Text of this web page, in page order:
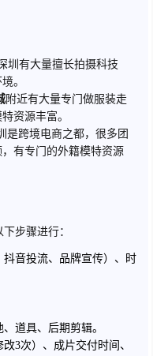
圳有大量擅长拍摄科技
。
附近有大量专门做服装走
资源丰富。
是跨境电商之都，很多团
有专门的外籍模特资源
步骤进行：
音投流、品牌宣传）、时
道具、后期剪辑。
3次）、成片交付时间、